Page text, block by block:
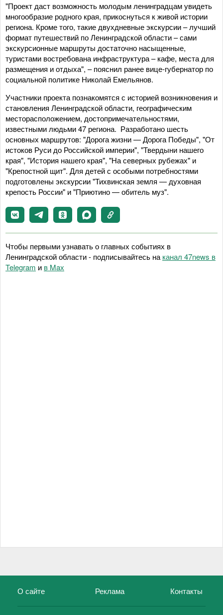
"Проект даст возможность молодым ленинградцам увидеть
многообразие родного края, прикоснуться к живой истории
региона. Кроме того, такие двухдневные экскурсии – лучший
формат путешествий по Ленинградской области – сами
экскурсионные маршруты достаточно насыщенные,
туристами востребована инфраструктура – кафе, места для
размещения и отдыха", – пояснил ранее вице-губернатор по
социальной политике Николай Емельянов.
Участники проекта познакомятся с историей возникновения и
становления Ленинградской области, географическим
месторасположением, достопримечательностями,
известными людьми 47 региона. Разработано шесть
основных маршрутов: "Дорога жизни — Дорога Победы", "От
истоков Руси до Российской империи", "Твердыни нашего
края", "История нашего края", "На северных рубежах" и
"Крепостной щит". Для детей с особыми потребностями
подготовлены экскурсии "Тихвинская земля — духовная
крепость России" и "Приютино — обитель муз".
Чтобы первыми узнавать о главных событиях в
Ленинградской области - подписывайтесь на канал 47news в
Telegram и в Maх
О сайте Реклама Контакты